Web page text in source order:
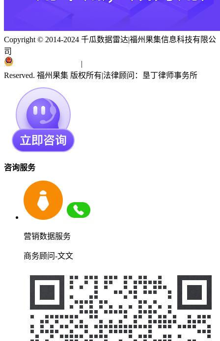
Copyright © 2014-2024 千瓜数据雷达|福州果集信息科技有限公
司
|
Reserved. 福州果集 版权所有|法律顾问：垦丁律师事务所
咨询服务
营销数据服务
商务顾问-文文